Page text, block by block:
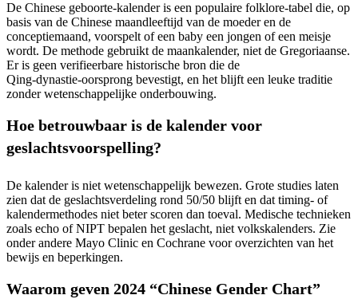
De Chinese geboorte‑kalender is een populaire folklore‑tabel die, op
basis van de Chinese maandleeftijd van de moeder en de
conceptiemaand, voorspelt of een baby een jongen of een meisje
wordt. De methode gebruikt de maankalender, niet de Gregoriaanse.
Er is geen verifieerbare historische bron die de
Qing‑dynastie‑oorsprong bevestigt, en het blijft een leuke traditie
zonder wetenschappelijke onderbouwing.
Hoe betrouwbaar is de kalender voor
geslachtsvoorspelling?
De kalender is niet wetenschappelijk bewezen. Grote studies laten
zien dat de geslachtsverdeling rond 50/50 blijft en dat timing‑ of
kalendermethodes niet beter scoren dan toeval. Medische technieken
zoals echo of NIPT bepalen het geslacht, niet volkskalenders. Zie
onder andere Mayo Clinic en Cochrane voor overzichten van het
bewijs en beperkingen.
Waarom geven 2024 “Chinese Gender Chart”